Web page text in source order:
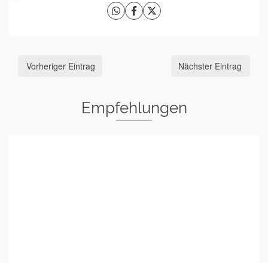
Vorheriger Eintrag Nächster Eintrag
Empfehlungen